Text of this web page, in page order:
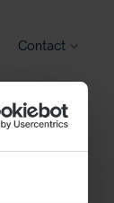
Contact